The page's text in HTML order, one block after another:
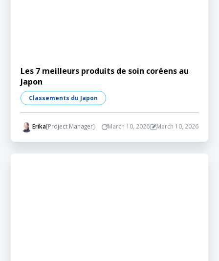
Les 7 meilleurs produits de soin coréens au
Japon
Classements du Japon
Erika[Project Manager] March 10, 2026 March 10, 2026